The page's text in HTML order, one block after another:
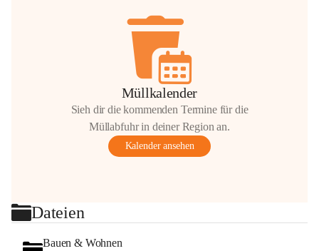
Müllkalender
Sieh dir die kommenden Termine für die
Müllabfuhr in deiner Region an.
Kalender ansehen
Dateien
Bauen & Wohnen